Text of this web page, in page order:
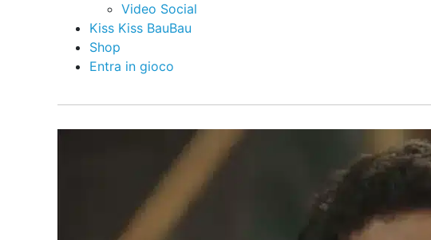
Video Social
Kiss Kiss BauBau
Shop
Entra in gioco